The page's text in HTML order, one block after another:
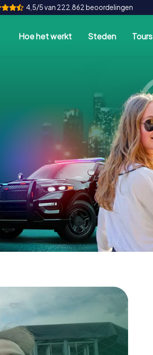
4,5/5 van 222.862 beoordelingen
Hoe het werkt Steden Tours